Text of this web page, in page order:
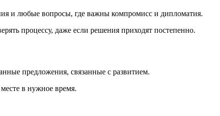
и любые вопросы, где важны компромисс и дипломатия.
процессу, даже если решения приходят постепенно.
предложения, связанные с развитием.
в нужное время.